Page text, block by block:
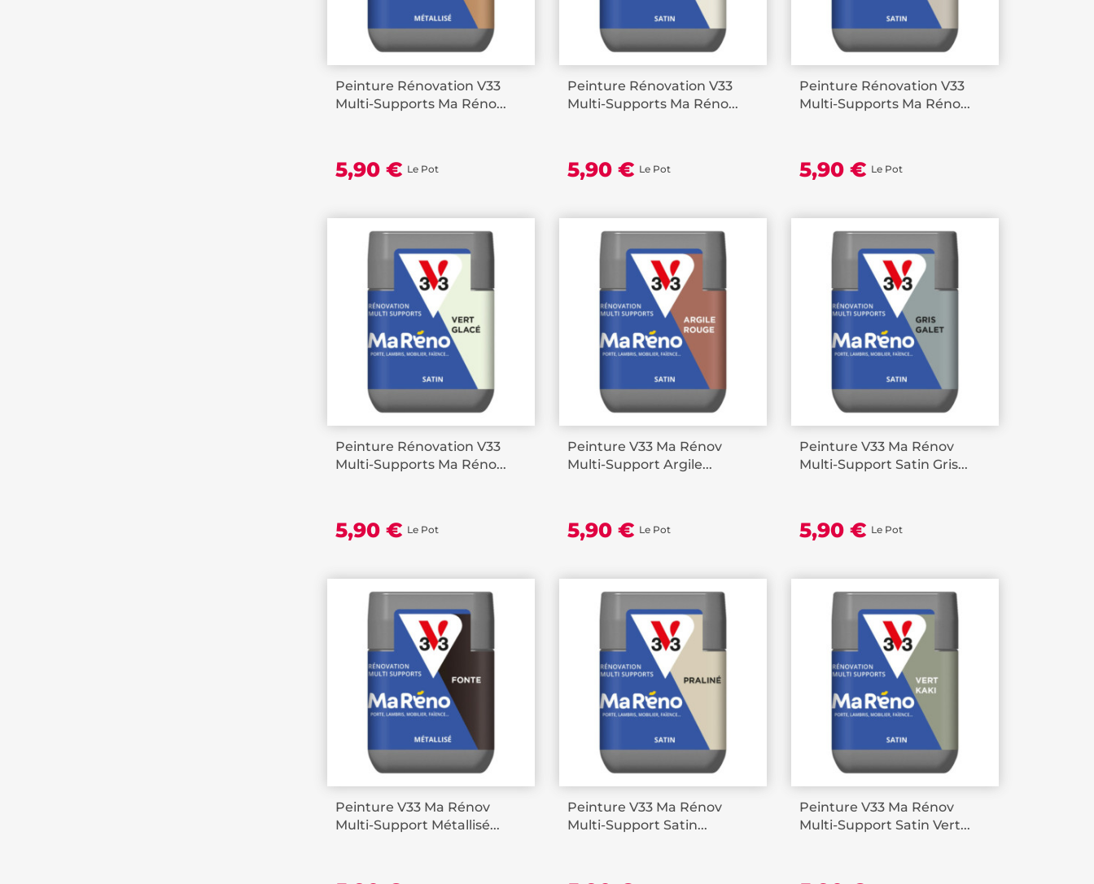
Peinture Rénovation V33
Multi-Supports Ma Réno...
5,90 € Le Pot
Peinture Rénovation V33
Multi-Supports Ma Réno...
5,90 € Le Pot
Peinture Rénovation V33
Multi-Supports Ma Réno...
5,90 € Le Pot
Peinture Rénovation V33
Multi-Supports Ma Réno...
5,90 € Le Pot
Peinture V33 Ma Rénov
Multi-Support Argile...
5,90 € Le Pot
Peinture V33 Ma Rénov
Multi-Support Satin Gris...
5,90 € Le Pot
Peinture V33 Ma Rénov
Multi-Support Métallisé...
Peinture V33 Ma Rénov
Multi-Support Satin...
Peinture V33 Ma Rénov
Multi-Support Satin Vert...